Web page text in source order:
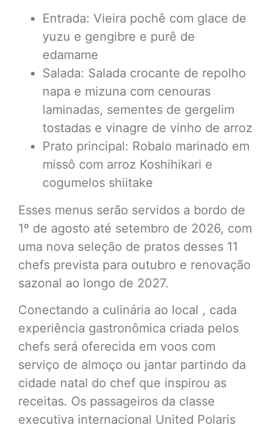
Entrada: Vieira pochê com glace de
yuzu e gengibre e purê de
edamame
Salada: Salada crocante de repolho
napa e mizuna com cenouras
laminadas, sementes de gergelim
tostadas e vinagre de vinho de arroz
Prato principal: Robalo marinado em
missô com arroz Koshihikari e
cogumelos shiitake
Esses menus serão servidos a bordo de
1º de agosto até setembro de 2026, com
uma nova seleção de pratos desses 11
chefs prevista para outubro e renovação
sazonal ao longo de 2027.
Conectando a culinária ao local , cada
experiência gastronômica criada pelos
chefs será oferecida em voos com
serviço de almoço ou jantar partindo da
cidade natal do chef que inspirou as
receitas. Os passageiros da classe
executiva internacional United Polaris